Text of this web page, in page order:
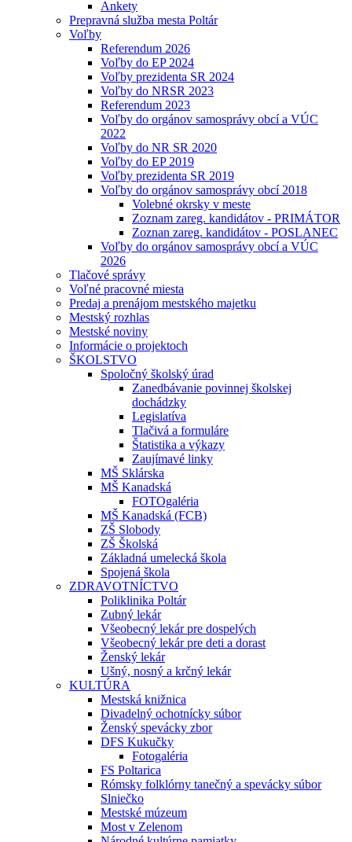
Ankety
Prepravná služba mesta Poltár
Voľby
Referendum 2026
Voľby do EP 2024
Voľby prezidenta SR 2024
Voľby do NRSR 2023
Referendum 2023
Voľby do orgánov samosprávy obcí a VÚC
2022
Voľby do NR SR 2020
Voľby do EP 2019
Voľby prezidenta SR 2019
Voľby do orgánov samosprávy obcí 2018
Volebné okrsky v meste
Zoznam zareg. kandidátov - PRIMÁTOR
Zoznan zareg. kandidátov - POSLANEC
Voľby do orgánov samosprávy obcí a VÚC
2026
Tlačové správy
Voľné pracovné miesta
Predaj a prenájom mestského majetku
Mestský rozhlas
Mestské noviny
Informácie o projektoch
ŠKOLSTVO
Spoločný školský úrad
Zanedbávanie povinnej školskej
dochádzky
Legislatíva
Tlačivá a formuláre
Štatistika a výkazy
Zaujímavé linky
MŠ Sklárska
MŠ Kanadská
FOTOgaléria
MŠ Kanadská (FCB)
ZŠ Slobody
ZŠ Školská
Základná umelecká škola
Spojená škola
ZDRAVOTNÍCTVO
Poliklinika Poltár
Zubný lekár
Všeobecný lekár pre dospelých
Všeobecný lekár pre deti a dorast
Ženský lekár
Ušný, nosný a krčný lekár
KULTÚRA
Mestská knižnica
Divadelný ochotnícky súbor
Ženský spevácky zbor
DFS Kukučky
Fotogaléria
FS Poltarica
Rómsky folklórny tanečný a spevácky súbor
Slniečko
Mestské múzeum
Most v Zelenom